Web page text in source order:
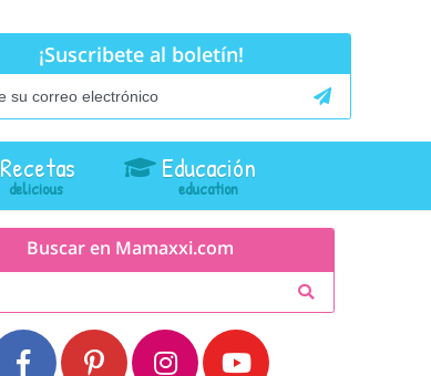
¡Suscribete al boletín!
Recetas Educación
Buscar en Mamaxxi.com